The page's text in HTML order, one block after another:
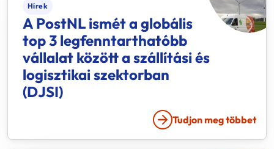
Hírek
A PostNL ismét a globális
top 3 legfenntarthatóbb
vállalat között a szállítási és
logisztikai szektorban
(DJSI)
Tudjon meg többet